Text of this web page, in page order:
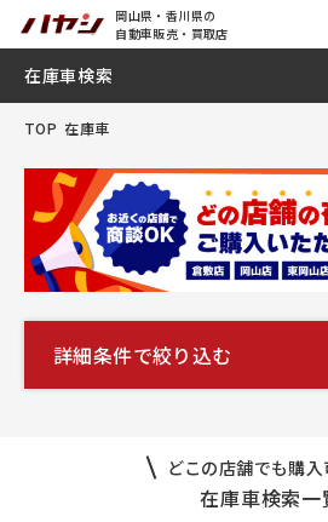
岡山県・香川県の
自動車販売・買取店
在庫車検索
TOP 在庫車
詳細条件で絞り込む
どこの店舗でも購入
在庫車検索一